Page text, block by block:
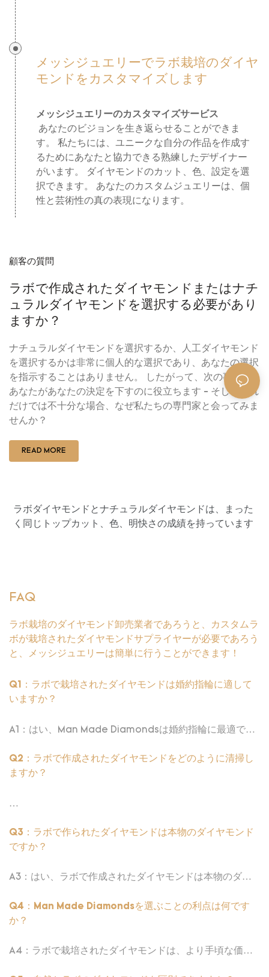
メッシジュエリーでラボ栽培のダイヤ
モンドをカスタマイズします
あなたのビジョンを生き返らせることができま
す。 私たちには、ユニークな自分の作品を作成す
るためにあなたと協力できる熟練したデザイナー
がいます。 ダイヤモンドのカット、色、設定を選
択できます。 あなたのカスタムジュエリーは、個
顧客の質問
ラボで作成されたダイヤモンドまたはナチ
ュラルダイヤモンドを選択する必要があり
ますか？
ナチュラルダイヤモンドを選択するか、人工ダイヤモンド
を選択するかは非常に個人的な選択であり、あなたの選択
を指示することはありません。 したがって、次の事実は
あなたがあなたの決定を下すのに役立ちます - そしてそれ
だけでは不十分な場合、なぜ私たちの専門家と会ってみま
せんか？
READ MORE
ラボダイヤモンドとナチュラルダイヤモンドは、まった
く同じトップカット、色、明快さの成績を持っています
FAQ
ラボ栽培のダイヤモンド卸売業者であろうと、カスタムラ
ボが栽培されたダイヤモンドサプライヤーが必要であろう
と、メッシジュエリーは簡単に行うことができます！
Q1：ラボで栽培されたダイヤモンドは婚約指輪に適して
いますか？
A1：はい、Man Made Diamondsは婚約指輪に最適で
供しますが、多くの場合、より手頃な価格で環境に優しい
です。 ラボで作られたダイヤモンドを選択すると、あな
Q2：ラボで作成されたダイヤモンドをどのように清掃し
ますか？
数分間、温水と穏やかな食器用石鹸の溶液に浸してから、
柔らかい歯ブラシでそっとこすります。 きれいな水で徹
なクリーニングは、ダイヤモンドをきらめかせます
Q3：ラボで作られたダイヤモンドは本物のダイヤモンド
ですか？
A3：はい、ラボで作成されたダイヤモンドは本物のダイ
的、化学的、光学的特性を持っています。 唯一の違いは
それらの起源です。ラボ栽培のダイヤモンドは、制御され
Q4：Man Made Diamondsを選ぶことの利点は何です
か？
A4：ラボで栽培されたダイヤモンドは、より手頃な価格